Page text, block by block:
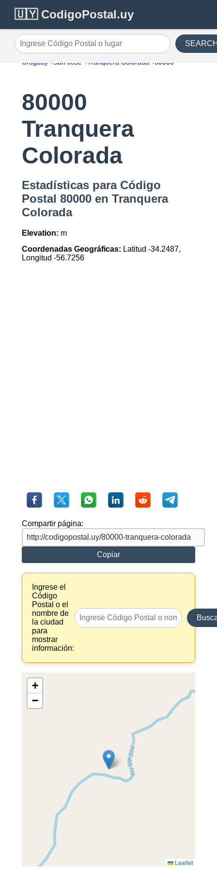
🇺🇾 CodigoPostal.uy
Ingrese Código Postal o lugar
Uruguay San Jose Tranquera Colorada 80000
80000
Tranquera
Colorada
Estadísticas para Código
Postal 80000 en Tranquera
Colorada
Elevation: m
Coordenadas Geográficas: Latitud -34.2487,
Longitud -56.7256
Compartir página:
Copiar
Ingrese el
Código
Postal o el
nombre de
la ciudad
para
mostrar
información:
+
−
Leaflet